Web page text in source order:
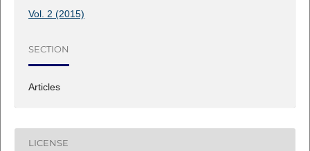
Vol. 2 (2015)
SECTION
Articles
LICENSE